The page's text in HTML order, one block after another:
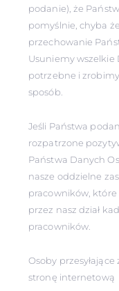
podanie), że
pomyślnie, chyba
przechowanie
Usuniemy wszelkie
potrzebne i
sposób.
Jeśli Państwa
rozpatrzone
Państwa Danych
nasze oddzielne
pracowników,
przez nasz dział
pracowników.
Osoby
stronę internetową